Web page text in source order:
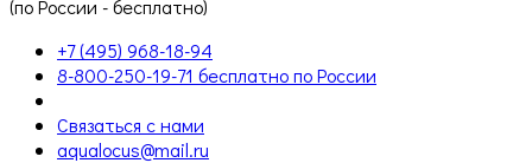
(по России - бесплатно)
+7 (495) 968-18-94
8-800-250-19-71 бесплатно по России
Связаться с нами
aqualocus@mail.ru